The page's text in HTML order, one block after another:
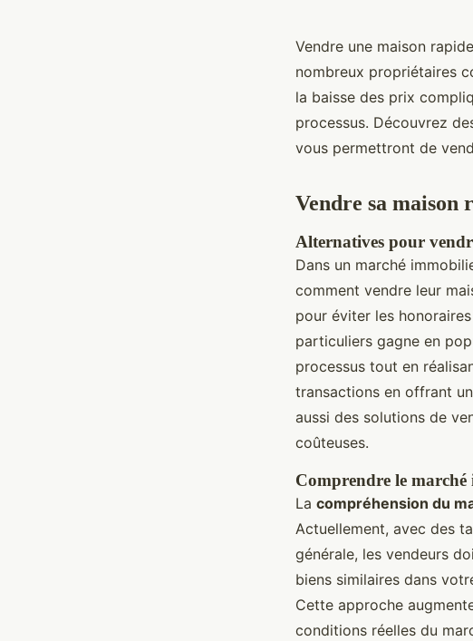
Vendre une maison
nombreux propriétaires
la baisse des prix
processus. Découvrez
vous permettront de
Vendre sa maison
Alternatives pour
Dans un marché
comment vendre leur
pour éviter les
particuliers gagne en
processus tout en
transactions en offrant
aussi des solutions de
coûteuses.
Comprendre le
La compréhension du
Actuellement, avec des
générale, les vendeurs
biens similaires dans
Cette approche
conditions réelles du